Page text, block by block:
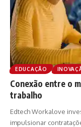
EDUCAÇÃO
Conexão entre o
trabalho
Edtech Workalove
impulsionar